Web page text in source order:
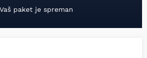
Vaš paket je spreman